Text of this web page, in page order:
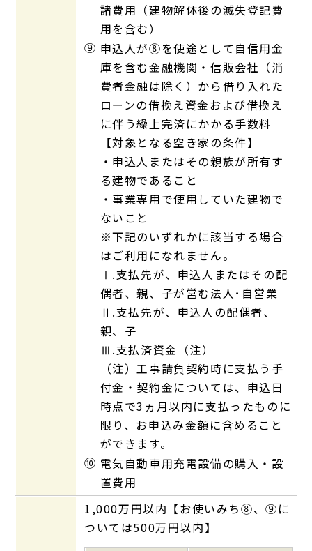
諸費用（建物解体後の滅失登記費
用を含む）
⑨ 申込人が⑧を使途として自信用金
庫を含む金融機関・信販会社（消
費者金融は除く）から借り入れた
ローンの借換え資金および借換え
に伴う繰上完済にかかる手数料
【対象となる空き家の条件】
・申込人またはその親族が所有す
る建物であること
・事業専用で使用していた建物で
ないこと
※下記のいずれかに該当する場合
はご利用になれません。
Ⅰ.支払先が、申込人またはその配
偶者、親、子が営む法人･自営業
Ⅱ.支払先が、申込人の配偶者、
親、子
Ⅲ.支払済資金（注）
（注）工事請負契約時に支払う手
付金・契約金については、申込日
時点で3ヵ月以内に支払ったものに
限り、お申込み金額に含めること
ができます。
⑩ 電気自動車用充電設備の購入・設
置費用
1,000万円以内【お使いみち⑧、⑨に
ついては500万円以内】